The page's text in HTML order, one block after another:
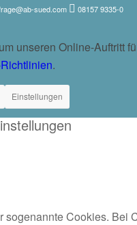
sued.com 08157 9335-0
unseren Online-Auftritt
.
Einstellungen
Cookies. Bei